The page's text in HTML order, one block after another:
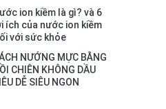
ion kiềm là gì? và 6
ích của nước ion kiềm
với sức khỏe
NƯỚNG MỰC BẰNG
CHIÊN KHÔNG DẦU
DỄ SIÊU NGON